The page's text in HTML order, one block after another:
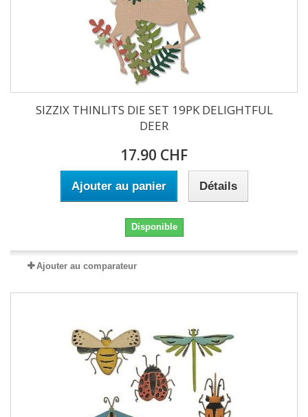
SIZZIX THINLITS DIE SET 19PK DELIGHTFUL
DEER
17.90 CHF
Ajouter au panier Détails
Disponible
Ajouter au comparateur